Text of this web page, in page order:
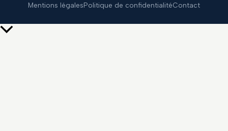
Mentions légalesPolitique de confidentialitéContact